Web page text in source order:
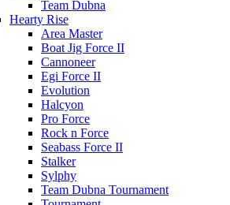
Team Dubna
Hearty Rise
Area Master
Boat Jig Force II
Cannoneer
Egi Force II
Evolution
Halcyon
Pro Force
Rock n Force
Seabass Force II
Stalker
Sylphy
Team Dubna Tournament